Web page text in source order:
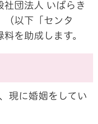
社団法人 いばらき
（以下「センタ
を助成します。
現に婚姻をしてい